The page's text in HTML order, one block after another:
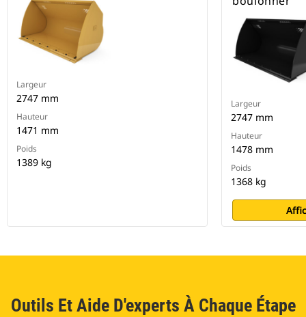
Largeur
2747 mm
Hauteur
1471 mm
Poids
1389 kg
Largeur
2747 mm
Hauteur
1478 mm
Poids
1368 kg
Outils Et Aide D'experts À Chaque Étape